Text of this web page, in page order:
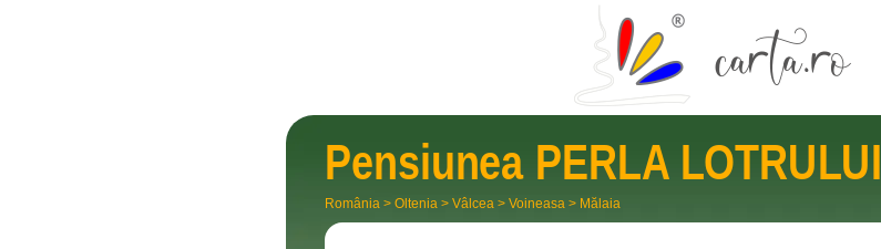
Pensiunea PERLA LOTRULUI
România > Oltenia > Vâlcea > Voineasa > Mălaia